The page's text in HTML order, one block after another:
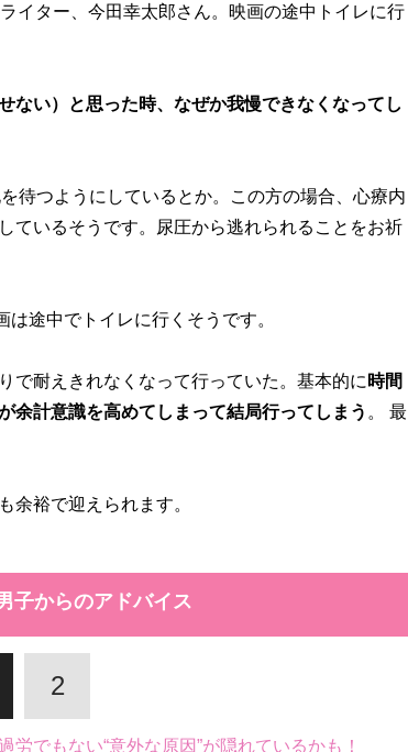
イター、今田幸太郎さん。映画の途中トイレに行
ない）と思った時、なぜか我慢できなくなってし
待つようにしているとか。この方の場合、心療内
ているそうです。尿圧から逃れられることをお祈
途中でトイレに行くそうです。
で耐えきれなくなって行っていた。基本的に 時間
余計意識を高めてしまって結局行ってしまう 。 最
裕で迎えられます。
子からのアドバイス
2
でもない“意外な原因”が隠れているかも！